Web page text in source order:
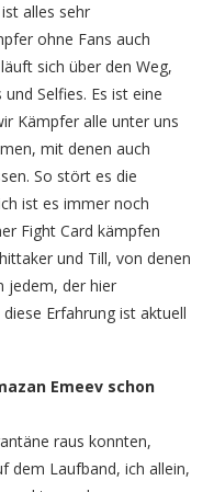
alles sehr
ohne Fans auch
sich über den Weg,
Selfies. Es ist eine
Kämpfer alle unter uns
mit denen auch
So stört es die
ist es immer noch
Fight Card kämpfen
und Till, von denen
jedem, der hier
Erfahrung ist aktuell
Emeev schon
raus konnten,
dem Laufband, ich allein,